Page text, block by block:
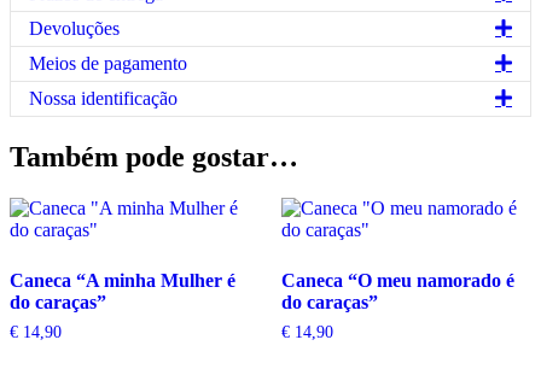
Devoluções
Meios de pagamento
Nossa identificação
Também pode gostar…
Caneca “A minha Mulher é
do caraças”
€ 14,90
Caneca “O meu namorado é
do caraças”
€14,90